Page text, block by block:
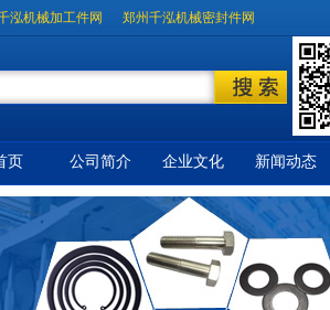
泓机械加工件网 郑州千泓机械密封件网
页 公司简介 企业文化 新闻动态